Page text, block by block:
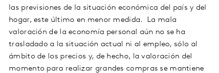
las previsiones de la situación económica del país y del
hogar, este último en menor medida. La mala
valoración de la economía personal aún no se ha
trasladado a la situación actual ni al empleo, sólo al
ámbito de los precios y, de hecho, la valoración del
momento para realizar grandes compras se mantiene